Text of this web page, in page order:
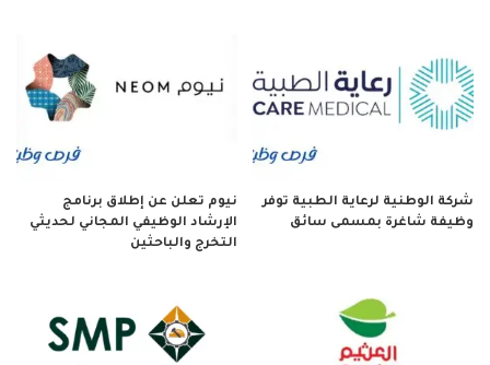
شركة الوطنية لرعاية الطبية توفر
وظيفة شاغرة بمسمى سائق
نيوم تعلن عن إطلاق برنامج
الإرشاد الوظيفي المجاني لحديثي
التخرج والباحثين